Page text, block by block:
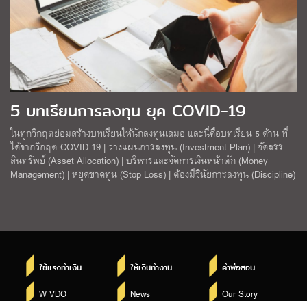
5 บทเรียนการลงทุน ยุค COVID-19
ในทุกวิกฤตย่อมสร้างบทเรียนให้นักลงทุนเสมอ และนี่คือบทเรียน 5 ด้าน ที่
ได้จากวิกฤต COVID-19 | วางแผนการลงทุน (Investment Plan) | จัดสรร
สินทรัพย์ (Asset Allocation) | บริหารและจัดการเงินหน้าตัก (Money
Management) | หยุดขาดทุน (Stop Loss) | ต้องมีวินัยการลงทุน (Discipline)
ใช้แรงทำเงิน ให้เงินทำงาน คำพ่อสอน
W VDO News Our Story